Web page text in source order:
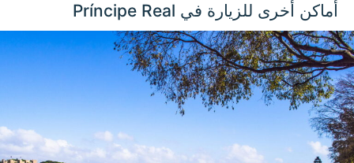
أماكن أخرى للزيارة في Príncipe Real